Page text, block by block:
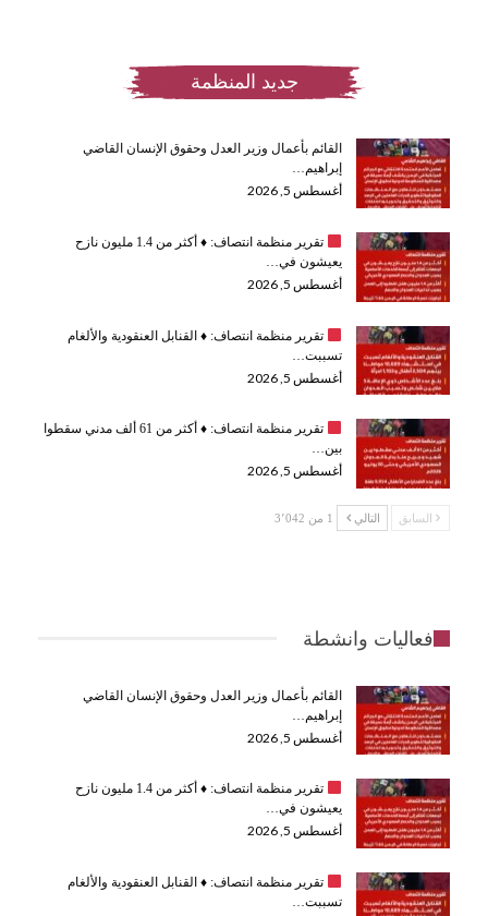
جديد المنظمة
القائم بأعمال وزير العدل وحقوق الإنسان القاضي
إبراهيم…
أغسطس 5, 2026
تقرير منظمة انتصاف: ♦️
أكثر من 1.4 مليون نازح
يعيشون في…
أغسطس 5, 2026
تقرير منظمة انتصاف: ♦️القنابل العنقودية والألغام
تسببت…
أغسطس 5, 2026
تقرير منظمة انتصاف: ♦️
أكثر من 61 ألف مدني سقطوا
بين…
أغسطس 5, 2026
السابق التالي 1 من 3٬042
فعاليات وانشطة
القائم بأعمال وزير العدل وحقوق الإنسان القاضي
إبراهيم…
أغسطس 5, 2026
تقرير منظمة انتصاف: ♦️
أكثر من 1.4 مليون نازح
يعيشون في…
أغسطس 5, 2026
تقرير منظمة انتصاف: ♦️القنابل العنقودية والألغام
تسببت…